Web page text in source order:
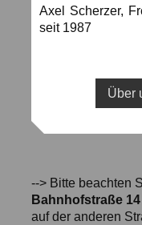
Axel Scherzer,
seit 1987
Über
--> Bitte beachten
Bahnhofstraße
auf der anderen